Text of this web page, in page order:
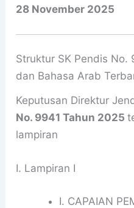
28 November 2025
Struktur SK Pendis No.
dan Bahasa Arab
Keputusan Direktur
No. 9941 Tahun 2025
lampiran
I. Lampiran I
I. CAPAIAN